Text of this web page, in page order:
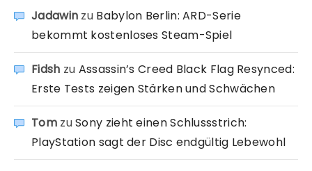
Jadawin zu Babylon Berlin: ARD-Serie
bekommt kostenloses Steam-Spiel
Fidsh zu Assassin’s Creed Black Flag Resynced:
Erste Tests zeigen Stärken und Schwächen
TomzuSony zieht einen Schlussstrich:
PlayStation sagt der Disc endgültig Lebewohl